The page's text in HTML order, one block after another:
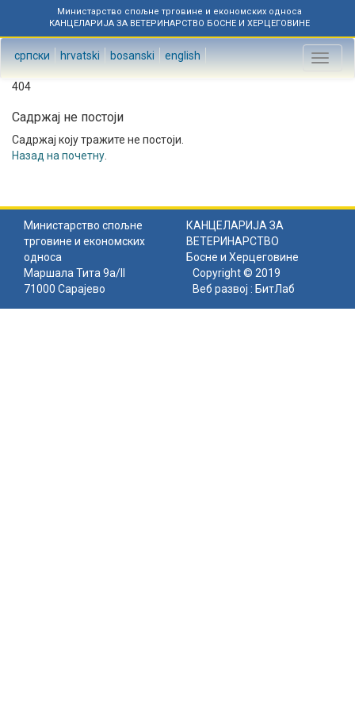
Министарство спољне трговине и економских односа
КАНЦЕЛАРИЈА ЗА ВЕТЕРИНАРСТВО БОСНЕ И ХЕРЦЕГОВИНЕ
српски hrvatski bosanski english
Toggle
404
Садржај не постоји
Садржај коју тражите не постоји.
Назад на почетну
Министарство спољне
трговине и економских
односа
КАНЦЕЛАРИЈА ЗА
ВЕТЕРИНАРСТВО
Босне и Херцеговине
Маршала Тита 9а/II
71000 Сарајево
Copyright © 2019
Веб развој : БитЛаб